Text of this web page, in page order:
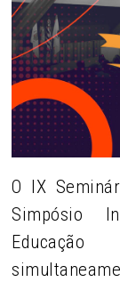
O IX
Simpósio